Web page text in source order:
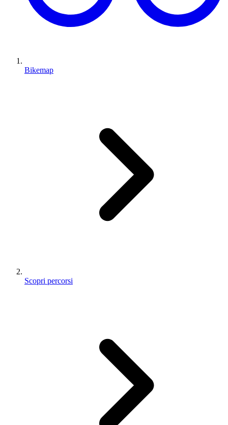
Bikemap
Scopri percorsi